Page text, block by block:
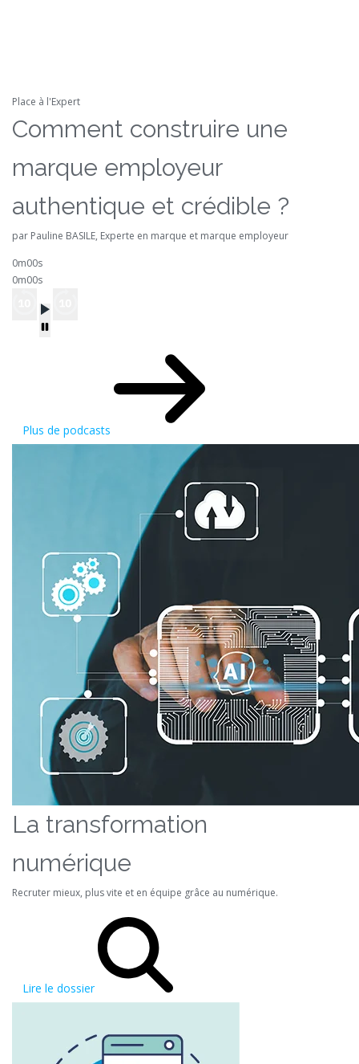
Place à l'Expert
Comment construire une
marque employeur
authentique et crédible ?
par Pauline BASILE, Experte en marque et marque employeur
0m00s
0m00s
Plus de podcasts
La transformation
numérique
Recruter mieux, plus vite et en équipe grâce au numérique.
Lire le dossier